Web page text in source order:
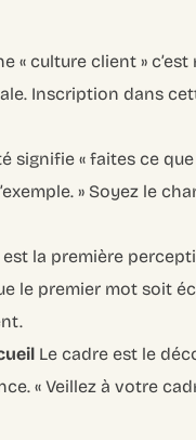
« culture client »
Inscription dans
signifie « faites ce
» Soyez le
est la première
le premier mot soit
Le cadre est le
« Veillez à votre